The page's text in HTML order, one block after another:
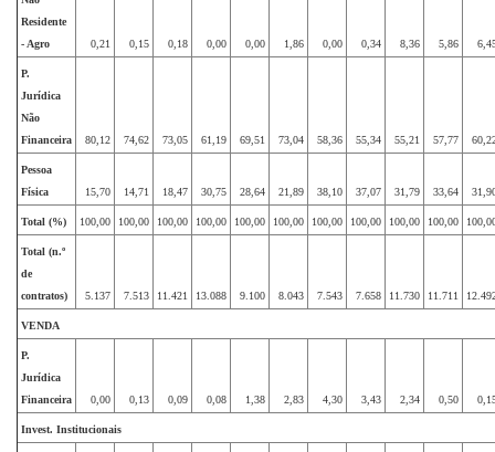
Residente
- Agro
0,21 0,15 0,18 0,00 0,00 1,86 0,00 0,34 8,36 5,86
P.
Jurídica
Não
Financeira
80,12 74,62 73,05 61,19 69,51 73,04 58,36 55,34 55,21 57,77
Pessoa
Física
15,70 14,71 18,47 30,75 28,64 21,89 38,10 37,07 31,79 33,64
Total (%) 100,00 100,00 100,00 100,00 100,00 100,00 100,00 100,00 100,00 100,00
Total (n.º
de
contratos)
5.137 7.513 11.421 13.088 9.100 8.043 7.543 7.658 11.730 11.711
VENDA
P.
Jurídica
Financeira
0,00 0,13 0,09 0,08 1,38 2,83 4,30 3,43 2,34 0,50
Invest. Institucionais